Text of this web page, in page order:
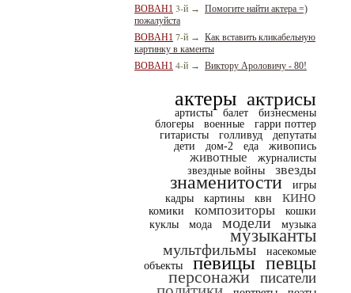
BOBAH1 3-й → Помогите найти актера =)
пожалуйста
BOBAH1 7-й → Как вставить кликабельную
картинку в каменты
BOBAH1 4-й → Виктору Ароловичу - 80!
актеры актрисы
артисты балет
бизнесмены
блогеры
военные
гарри поттер
гитаристы
голливуд
депутаты
дети
дом-2 еда живопись
животные
журналисты
звездные войны
звезды
знаменитости
игры
кадры
картины квн кино
комики композиторы
кошки
куклы
мода модели музыка
музыканты
мультфильмы
насекомые
объекты
певицы певцы
персонажи писатели